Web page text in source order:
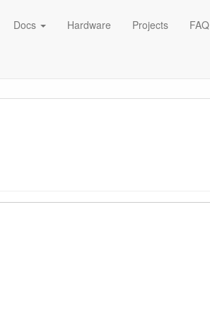
Docs Hardware Projects FAQ